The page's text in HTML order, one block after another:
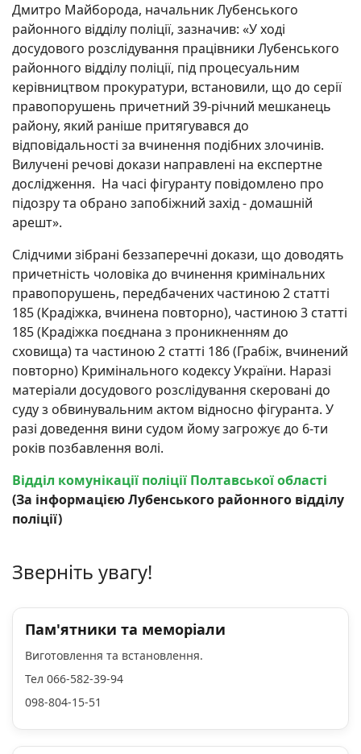
Дмитро Майборода, начальник Лубенського
районного відділу поліції, зазначив: «У ході
досудового розслідування працівники Лубенського
районного відділу поліції, під процесуальним
керівництвом прокуратури, встановили, що до серії
правопорушень причетний 39-річний мешканець
району, який раніше притягувався до
відповідальності за вчинення подібних злочинів.
Вилучені речові докази направлені на експертне
дослідження. На часі фігуранту повідомлено про
підозру та обрано запобіжний захід - домашній
арешт».
Слідчими зібрані беззаперечні докази, що доводять
причетність чоловіка до вчинення кримінальних
правопорушень, передбачених частиною 2 статті
185 (Крадіжка, вчинена повторно), частиною 3 статті
185 (Крадіжка поєднана з проникненням до
сховища) та частиною 2 статті 186 (Грабіж, вчинений
повторно) Кримінального кодексу України. Наразі
матеріали досудового розслідування скеровані до
суду з обвинувальним актом відносно фігуранта. У
разі доведення вини судом йому загрожує до 6-ти
років позбавлення волі.
Відділ комунікації поліції Полтавської області
(За інформацією Лубенського районного відділу
поліції)
Зверніть увагу!
Пам'ятники та меморіали
Виготовлення та встановлення.
Тел 066-582-39-94
098-804-15-51